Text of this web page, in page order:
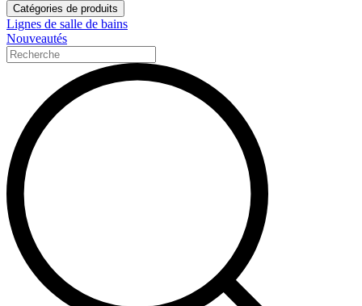
Catégories de produits
Lignes de salle de bains
Nouveautés